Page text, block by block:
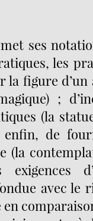
ses
les
la figure
;
(la
de
(la
exigences
avec le